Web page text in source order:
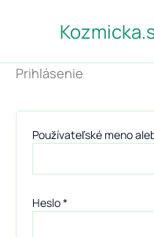
Prihlásenie
Používateľské meno
Heslo*